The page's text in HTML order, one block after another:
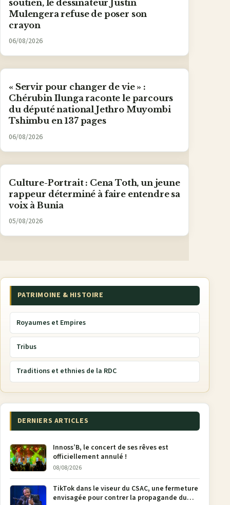
soutien, le dessinateur Justin
Mulengera refuse de poser son
crayon
06/08/2026
« Servir pour changer de vie » :
Chérubin Ilunga raconte le parcours
du député national Jethro Muyombi
Tshimbu en 137 pages
06/08/2026
Culture-Portrait : Cena Toth, un jeune
rappeur déterminé à faire entendre sa
voix à Bunia
05/08/2026
PATRIMOINE & HISTOIRE
Royaumes et Empires
Tribus
Traditions et ethnies de la RDC
DERNIERS ARTICLES
Innoss’B, le concert de ses rêves est
officiellement annulé !
08/08/2026
TikTok dans le viseur du CSAC, une fermeture
envisagée pour contrer la propagande du